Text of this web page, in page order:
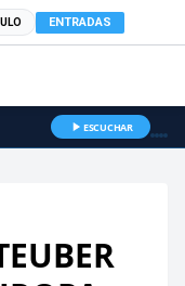
ENTRADAS
ESCUCHAR